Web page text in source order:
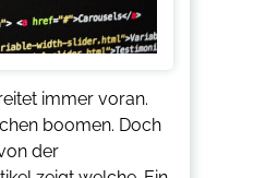
immer voran.
boomen. Doch
der